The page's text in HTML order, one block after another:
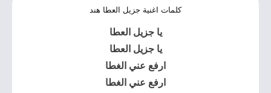
كلمات اغنية جزيل العطا هند
يا جزيل العطا
يا جزيل العطا
ارفع عني الغطا
ارفع عني الغطا